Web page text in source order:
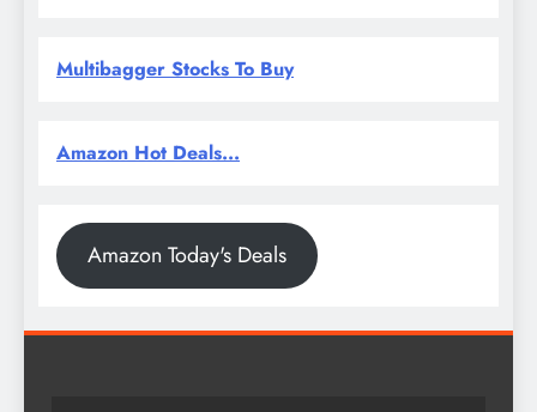
Multibagger Stocks To Buy
Amazon Hot Deals...
Amazon Today's Deals